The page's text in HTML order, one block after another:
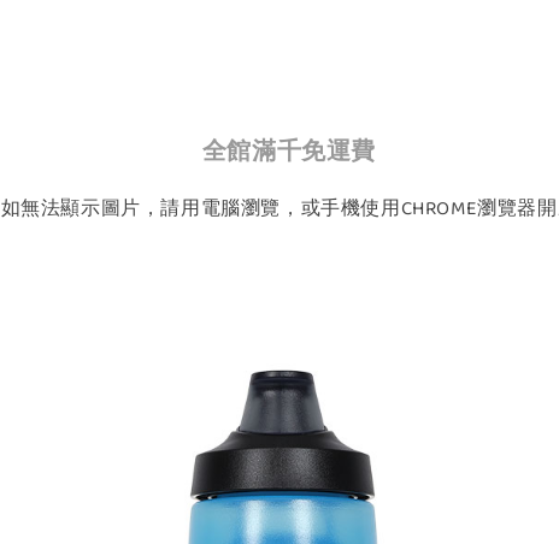
全館滿千免運費
如無法顯示圖片，請用電腦瀏覽，或手機使用CHROME瀏覽器